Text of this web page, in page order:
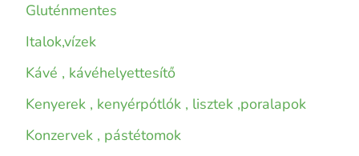
Gluténmentes
Italok,vízek
Kávé , kávéhelyettesítő
Kenyerek , kenyérpótlók , lisztek ,poralapok
Konzervek , pástétomok